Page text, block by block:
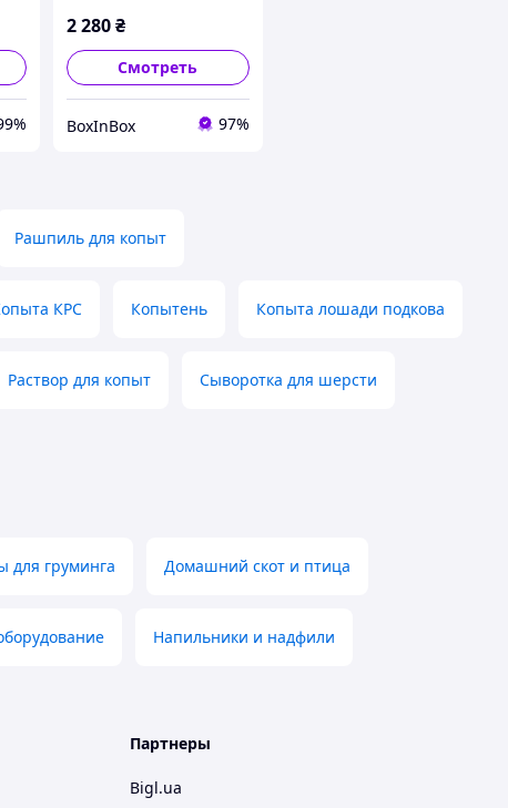
ножницы
2 280 ₴
Смотреть
BoxInBox 97%
Рашпиль для копыт
КРС Копытень Копыта лошади подкова
Раствор для копыт Сыворотка для шерсти
для груминга Домашний скот и птица
Напильники и надфили
Партнеры
Bigl.ua